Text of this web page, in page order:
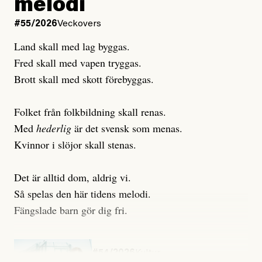
Uppdaterad7 August, 2026
melodi
#55/2026Veckovers
Land skall med lag byggas.
Fred skall med vapen tryggas.
Brott skall med skott förebyggas.
Folket från folkbildning skall renas.
Med hederlig är det svensk som menas.
Kvinnor i slöjor skall stenas.
Det är alltid dom, aldrig vi.
Så spelas den här tidens melodi.
Fängslade barn gör dig fri.